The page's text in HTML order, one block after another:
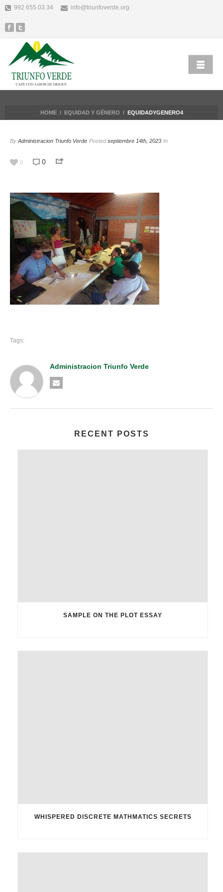
992 655 03 34 info@triunfoverde.org
HOME / EQUIDAD Y GÉNERO / EQUIDADYGENERO4
By Administracion Triunfo Verde Postedseptiembre 14th, 2023 In
0 0
Tags:
Administracion Triunfo Verde
RECENT POSTS
SAMPLE ON THE PLOT ESSAY
WHISPERED DISCRETE MATHMATICS SECRETS